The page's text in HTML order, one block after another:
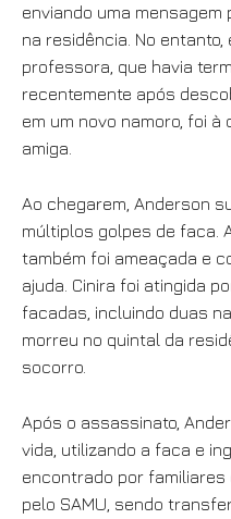
enviando uma
na residência. No
professora, que havia
recentemente após
em um novo namoro, foi
amiga.
Ao chegarem, Anderson
múltiplos golpes de faca.
também foi ameaçada e
ajuda. Cinira foi atingida
facadas, incluindo duas
morreu no quintal da
socorro.
Após o assassinato,
vida, utilizando a faca e
encontrado por
pelo SAMU, sendo